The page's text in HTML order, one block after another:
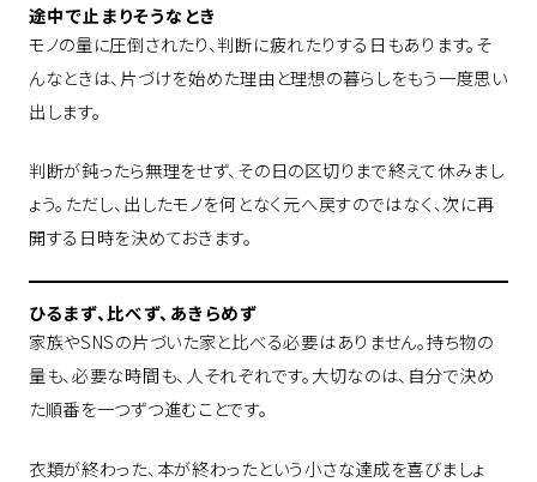
途中で止まりそうなとき
モノの量に圧倒されたり、判断に疲れたりする日もあります。そ
んなときは、片づけを始めた理由と理想の暮らしをもう一度思い
出します。
判断が鈍ったら無理をせず、その日の区切りまで終えて休みまし
ょう。ただし、出したモノを何となく元へ戻すのではなく、次に再
開する日時を決めておきます。
ひるまず、比べず、あきらめず
家族やSNSの片づいた家と比べる必要はありません。持ち物の
量も、必要な時間も、人それぞれです。大切なのは、自分で決め
た順番を一つずつ進むことです。
衣類が終わった、本が終わったという小さな達成を喜びましょ